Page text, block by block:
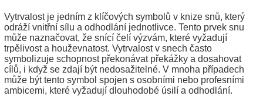
Vytrvalost je jedním z klíčových symbolů v knize snů, který
odráží vnitřní sílu a odhodlání jednotlivce. Tento prvek snu
může naznačovat, že snící čelí výzvám, které vyžadují
trpělivost a houževnatost. Vytrvalost v snech často
symbolizuje schopnost překonávat překážky a dosahovat
cílů, i když se zdají být nedosažitelné. V mnoha případech
může být tento symbol spojen s osobními nebo profesními
ambicemi, které vyžadují dlouhodobé úsilí a odhodlání.